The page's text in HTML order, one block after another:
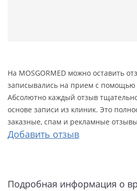
На MOSGORMED можно оставить
записывались на прием с помощью
Абсолютно каждый отзыв
основе записи из клиник. Это
заказные, спам и рекламные
Добавить отзыв
Подробная информация о